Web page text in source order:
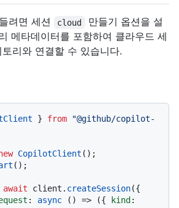
려면 세션 cloud
만들기 옵션을 설
메타데이터를 포함하여 클라우드 세
리와 연결할 수 있습니다.
} from
"@github/copilot-
CopilotClient
();
await client. createSession({
: async () => ({ kind